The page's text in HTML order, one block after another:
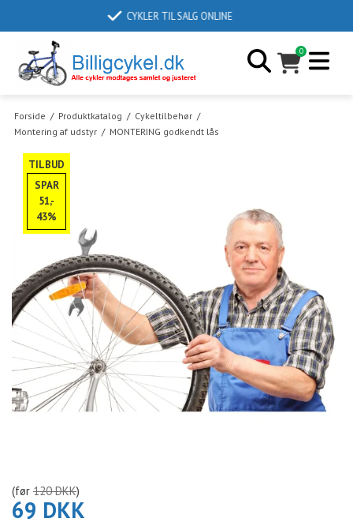
LEVERINGSTID 2-6 DAGE
0
Forside / Produktkatalog / Cykeltilbehør /
Montering af udstyr / MONTERING godkendt lås
TILBUD
SPAR
51,-
43%
(før 120 DKK)
69 DKK